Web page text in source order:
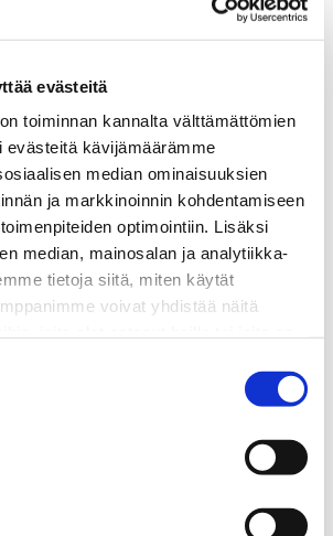
evästeitä
toiminnan kannalta välttämättömien
evästeitä kävijämäärämme
median ominaisuuksien
ja markkinoinnin kohdentamiseen
optimointiin. Lisäksi
median, mainosalan ja analytiikka-
tietoja siitä, miten käytät
voivat yhdistää näitä
ilmastointilaitteet -
60,79